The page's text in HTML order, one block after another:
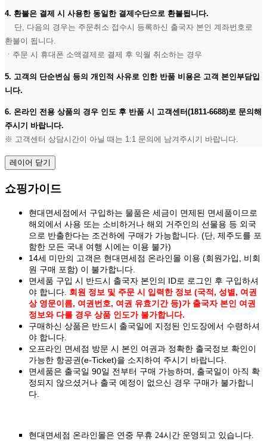
4. 환불은 결제 시 사용한 동일한 결제수단으로 환불됩니다.
단, 다음의 경우는 주문취소 접수시 등록하신 출국자 본인 계좌번호로
환불이 됩니다.
ㆍ주문 시 휴대폰 소액결제로 결제 후 익월 취소하는 경우
5. 고객의 단순변심 등의 개인적 사유로 인한 반품 비용은 고객 본인부담입
니다.
6. 온라인 전용 상품의 경우 인도 후 반품 시 고객센터(1811-6688)로 문의해
주시기 바랍니다.
※ 고객센터 상담시간이 아닐 때는 1:1 문의에 남겨주시기 바랍니다.
레이어 닫기
쇼핑가이드
현대면세점에서 구입하는 물품은 세금이 면제된 면세품이므로
해외에서 사용 또는 소비하거나 해외 거주인의 선물용 등 외국
으로 반출한다는 조건하에 구매가 가능합니다. (단, 제주도를 포
함한 모든 국내 여행 시에는 이용 불가)
14세 미만의 고객은 현대면세점 온라인몰 이용 (회원가입, 비회
원 구매 포함) 이 불가합니다.
면세품 구입 시 반드시 출국자 본인의 ID로 로그인 후 구입하셔
야 합니다. 회원 정보 및 주문 시 입력한 정보 (국적, 성별, 여권
상 영문이름, 여권번호, 여권 유효기간 등)가 출국자 본인 여권
정보와 다를 경우 상품 인도가 불가합니다.
구매하신 상품은 반드시 출국일에 지정된 인도장에서 수령하셔
야 합니다.
오프라인 면세점 방문 시 본인 여권과 정확한 출국정보 확인이
가능한 항공권(e-Ticket)을 소지하여 주시기 바랍니다.
면세품은 출국일 90일 전부터 구매 가능하며, 출국일이 아직 확
정되지 않으셨거나 출국 예정이 없으신 경우 구매가 불가합니
다.
현대면세점 온라인몰은 연중 무휴 24시간 운영되고 있습니다.